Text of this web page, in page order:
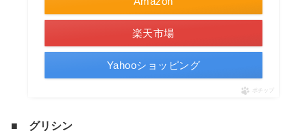
楽天市場
Yahooショッピング
ポチップ
■ グリシン